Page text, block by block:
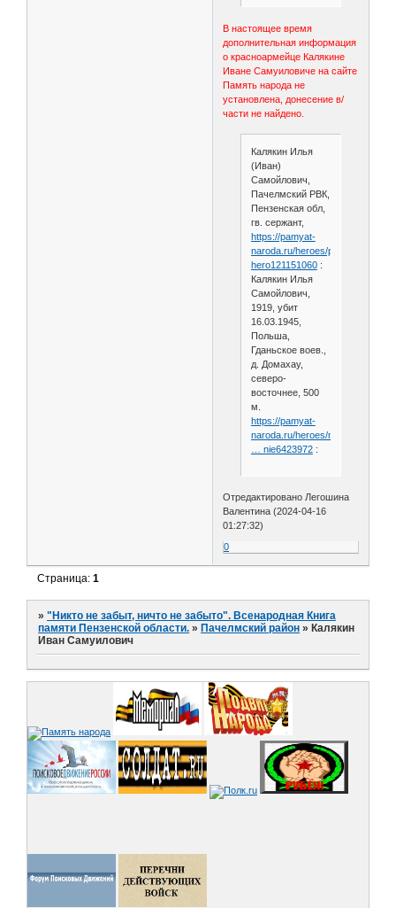
В настоящее время
дополнительная информация
о красноармейце Калякине
Иване Самуиловиче на сайте
Память народа не
установлена, донесение в/
части не найдено.
Калякин Илья
(Иван)
Самойлович,
Пачелмский РВК,
Пензенская обл,
гв. сержант,
https://pamyat-
naroda.ru/heroes/person-
hero121151060:
Калякин Илья
Самойлович,
1919, убит
16.03.1945,
Польша,
Гданьское воев.,
д. Домахау,
северо-
восточнее, 500
м.
https://pamyat-
naroda.ru/heroes/memoria
… nie6423972:
Отредактировано Легошина
Валентина (2024-04-16
01:27:32)
0
Страница:1
»"Никто не забыт, ничто не забыто". Всенародная Книга
памяти Пензенской области. » Пачелмский район » Калякин
Иван Самуилович